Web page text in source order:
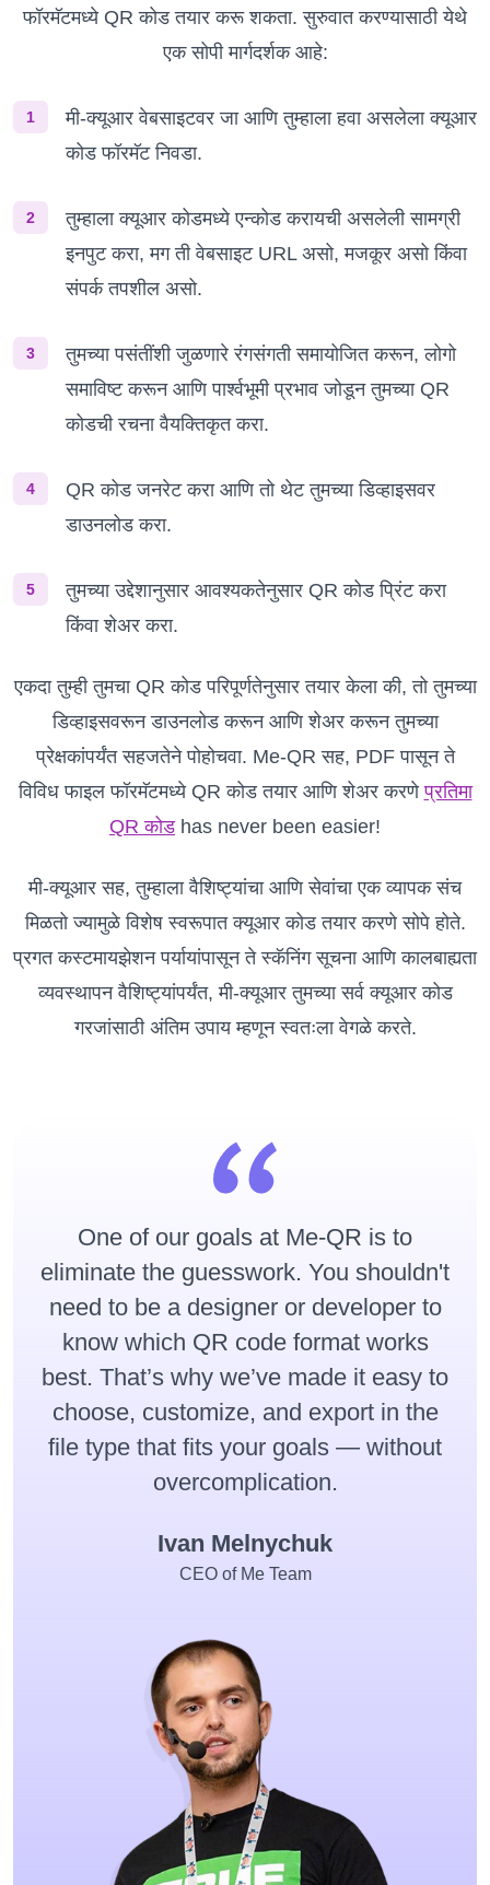
फॉरमॅटमध्ये QR कोड तयार करू शकता. सुरुवात करण्यासाठी येथे
एक सोपी मार्गदर्शक आहे:
1
मी-क्यूआर वेबसाइटवर जा आणि तुम्हाला हवा असलेला क्यूआर
कोड फॉरमॅट निवडा.
2
तुम्हाला क्यूआर कोडमध्ये एन्कोड करायची असलेली सामग्री
इनपुट करा, मग ती वेबसाइट URL असो, मजकूर असो किंवा
संपर्क तपशील असो.
3
तुमच्या पसंतींशी जुळणारे रंगसंगती समायोजित करून, लोगो
समाविष्ट करून आणि पार्श्वभूमी प्रभाव जोडून तुमच्या QR
कोडची रचना वैयक्तिकृत करा.
4
QR कोड जनरेट करा आणि तो थेट तुमच्या डिव्हाइसवर
डाउनलोड करा.
5
तुमच्या उद्देशानुसार आवश्यकतेनुसार QR कोड प्रिंट करा
किंवा शेअर करा.
एकदा तुम्ही तुमचा QR कोड परिपूर्णतेनुसार तयार केला की, तो तुमच्या
डिव्हाइसवरून डाउनलोड करून आणि शेअर करून तुमच्या
प्रेक्षकांपर्यंत सहजतेने पोहोचवा. Me-QR सह, PDF पासून ते
विविध फाइल फॉरमॅटमध्ये QR कोड तयार आणि शेअर करणेप्रतिमा
QR कोडhas never been easier!
मी-क्यूआर सह, तुम्हाला वैशिष्ट्यांचा आणि सेवांचा एक व्यापक संच
मिळतो ज्यामुळे विशेष स्वरूपात क्यूआर कोड तयार करणे सोपे होते.
प्रगत कस्टमायझेशन पर्यायांपासून ते स्कॅनिंग सूचना आणि कालबाह्यता
व्यवस्थापन वैशिष्ट्यांपर्यंत, मी-क्यूआर तुमच्या सर्व क्यूआर कोड
गरजांसाठी अंतिम उपाय म्हणून स्वतःला वेगळे करते.
One of our goals at Me-QR is to
eliminate the guesswork. You shouldn't
need to be a designer or developer to
know which QR code format works
best. That’s why we’ve made it easy to
choose, customize, and export in the
file type that fits your goals — without
overcomplication.
Ivan Melnychuk
CEO of Me Team